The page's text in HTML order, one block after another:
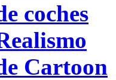
coches
Cartoon